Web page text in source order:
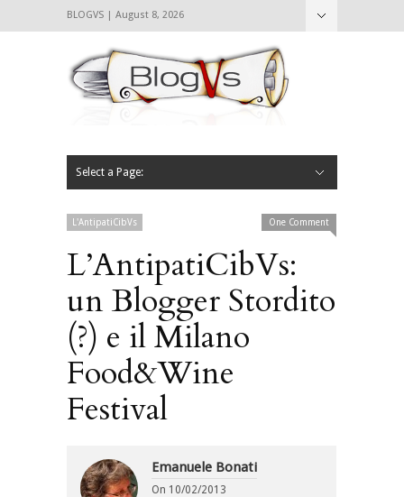
BLOGVS | August 8, 2026
Select a Page:
L'AntipatiCibVs One Comment
L’AntipatiCibVs:
un Blogger Stordito
(?) e il Milano
Food&Wine
Festival
Emanuele Bonati
On 10/02/2013